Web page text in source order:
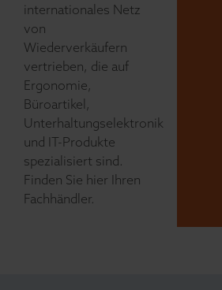
internationales Netz
von
Wiederverkäufern
vertrieben, die auf
Ergonomie,
Büroartikel,
Unterhaltungselektronik
und IT-Produkte
spezialisiert sind.
Finden Sie hier Ihren
Fachhändler.